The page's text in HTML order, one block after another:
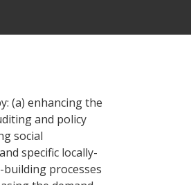
(a) enhancing the
and policy
social
specific locally-
processes